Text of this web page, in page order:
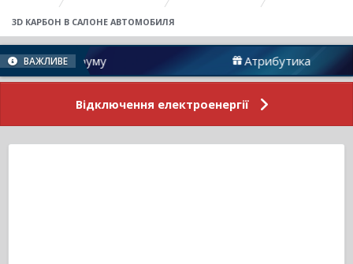
3D КАРБОН В САЛОНЕ АВТОМОБИЛЯ
ВАЖЛИВЕ
Форуму Атрибутика
Відключення електроенергії